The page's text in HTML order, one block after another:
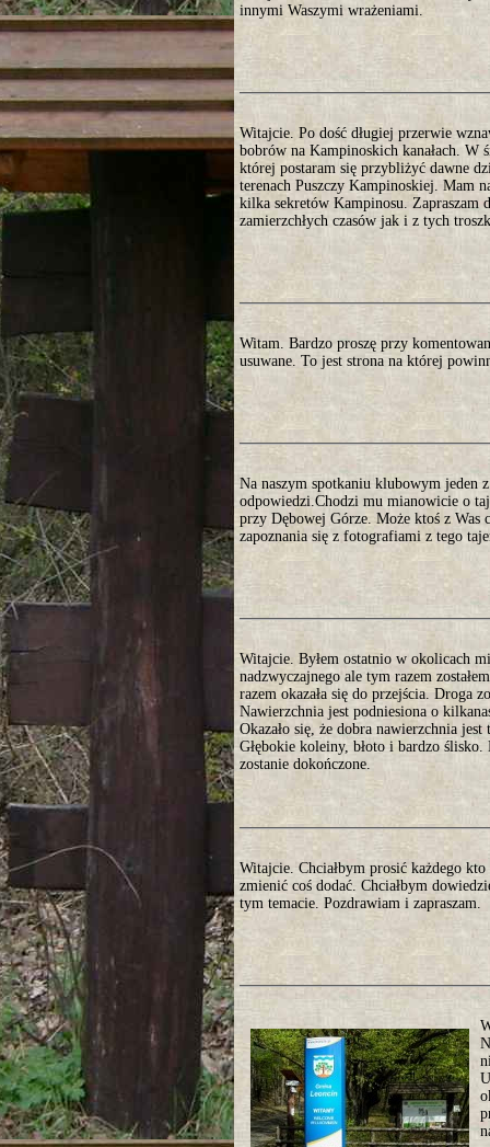
innymi Waszymi wrażeniami.
Witajcie. Po dość długiej przerwie
bobrów na Kampinoskich kanałach. W
której postaram się przybliżyć dawne
terenach Puszczy Kampinoskiej. Mam
kilka sekretów Kampinosu. Zapraszam
zamierzchłych czasów jak i z tych
Witam. Bardzo proszę przy
usuwane. To jest strona na której
Na naszym spotkaniu klubowym jeden
odpowiedzi.Chodzi mu mianowicie o
przy Dębowej Górze. Może ktoś z Was
zapoznania się z fotografiami z tego
Witajcie. Byłem ostatnio w okolicach
nadzwyczajnego ale tym razem
razem okazała się do przejścia. Droga
Nawierzchnia jest podniesiona o
Okazało się, że dobra nawierzchnia
Głębokie koleiny, błoto i bardzo
zostanie dokończone.
Witajcie. Chciałbym prosić każdego
zmienić coś dodać. Chciałbym
tym temacie. Pozdrawiam i zapraszam.